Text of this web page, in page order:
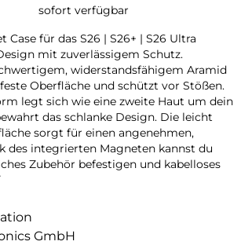
sofort verfügbar
Case für das S26 | S26+ | S26 Ultra
mit zuverlässigem Schutz.
widerstandsfähigem Aramid
Oberfläche und schützt vor Stößen.
legt sich wie eine zweite Haut um dein
das schlanke Design. Die leicht
sorgt für einen angenehmen,
des integrierten Magneten kannst du
Zubehör befestigen und kabelloses
GmbH